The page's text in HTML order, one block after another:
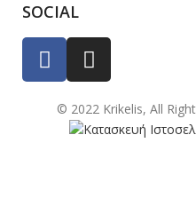
SOCIAL
© 2022 Krikelis, All